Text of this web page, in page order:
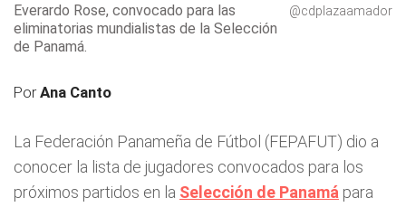
Everardo Rose, convocado para las
eliminatorias mundialistas de la Selección
de Panamá.
@cdplazaamador
PorAna Canto
La Federación Panameña de Fútbol (FEPAFUT) dio a
conocer la lista de jugadores convocados para los
próximos partidos en la Selección de Panamá para